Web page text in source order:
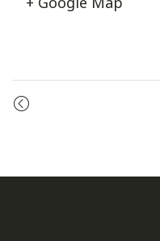
Event